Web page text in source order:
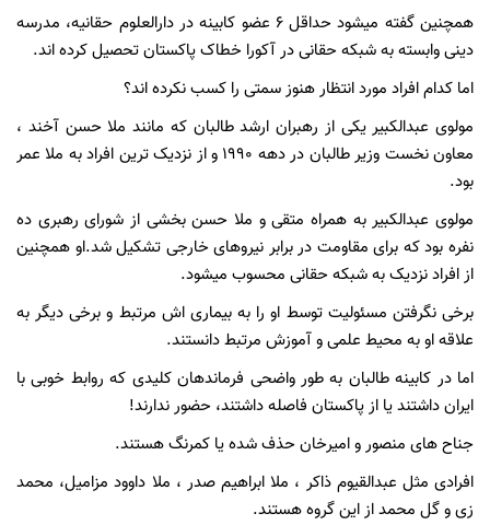
همچنین گفته میشود حداقل ۶ عضو کابینه در دارالعلوم حقانیه، مدرسه
دینی وابسته به شبکه حقانی در آکورا خطاک پاکستان تحصیل کرده اند.
اما کدام افراد مورد انتظار هنوز سمتی را کسب نکرده اند؟
مولوی عبدالکبیر یکی از رهبران ارشد طالبان که مانند ملا حسن آخند ،
معاون نخست وزیر طالبان در دهه 1990 و از نزدیک ترین افراد به ملا عمر
بود.
مولوی عبدالکبیر به همراه متقی و ملا حسن بخشی از شورای رهبری ده
نفره بود که برای مقاومت در برابر نیروهای خارجی تشکیل شد.او همچنین
از افراد نزدیک به شبکه حقانی محسوب میشود.
برخی نگرفتن مسئولیت توسط او را به بیماری اش مرتبط و برخی دیگر به
علاقه او به محیط علمی و آموزش مرتبط دانستند.
اما در کابینه طالبان به طور واضحی فرماندهان کلیدی که روابط خوبی با
ایران داشتند یا از پاکستان فاصله داشتند، حضور ندارند!
جناح های منصور و امیرخان حذف شده یا کمرنگ هستند.
افرادی مثل عبدالقیوم ذاکر ، ملا ابراهیم صدر ، ملا داوود مزامیل، محمد
زی و گل محمد از این گروه هستند.